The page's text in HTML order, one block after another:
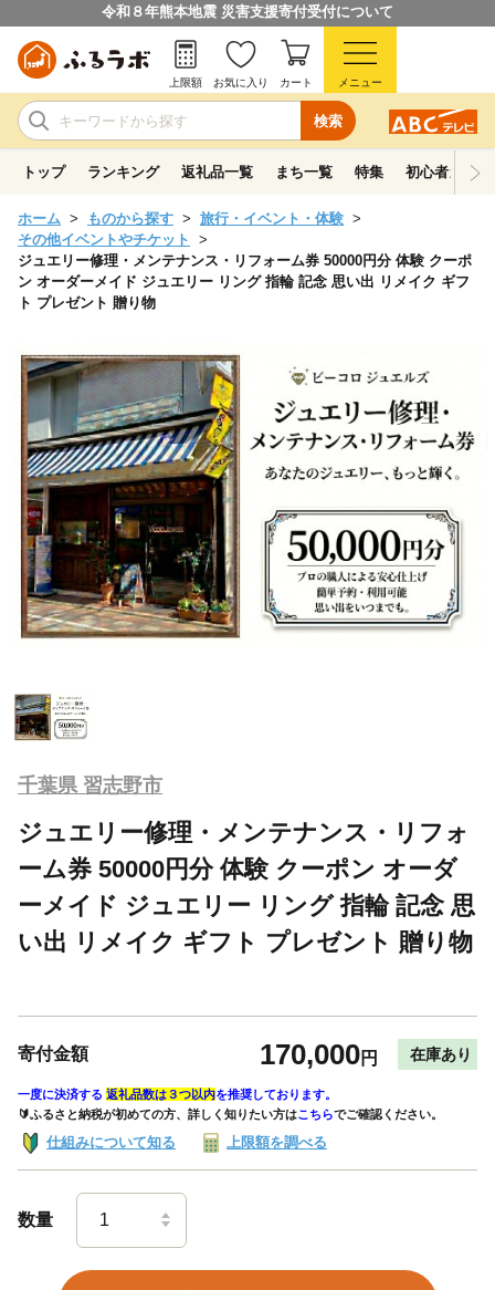
令和８年熊本地震 災害支援寄付受付について
検索
上限額 お気に入り カート メニュー
トップ ランキング 返礼品一覧 まち一覧 特集 初心者ガイド
ホーム ものから探す
旅行・イベント・体験
その他イベントやチケット
ジュエリー修理・メンテナンス・リフォーム券 50000円分 体験 クーポ
ン オーダーメイド ジュエリー リング 指輪 記念 思い出 リメイク ギフ
ト プレゼント 贈り物
千葉県 習志野市
ジュエリー修理・メンテナンス・リフォ
ーム券 50000円分 体験 クーポン オーダ
ーメイド ジュエリー リング 指輪 記念 思
い出 リメイク ギフト プレゼント 贈り物
寄付金額 170,000円 在庫あり
一度に決済する 返礼品数は３つ以内を推奨しております。
🔰ふるさと納税が初めての方、詳しく知りたい方はこちらでご確認ください。
仕組みについて知る 上限額を調べる
数量